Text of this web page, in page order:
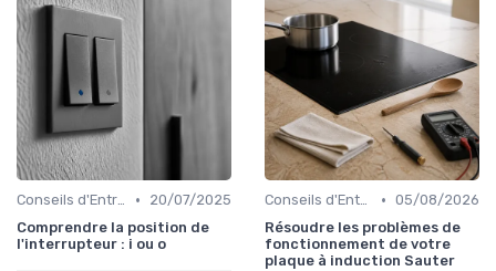
Conseils d'Entretien •
20/07/2025
Comprendre la position de
l'interrupteur : i ou o
Conseils d'Entretien • 05/08/2026
Résoudre les problèmes de
fonctionnement de votre
plaque à induction Sauter